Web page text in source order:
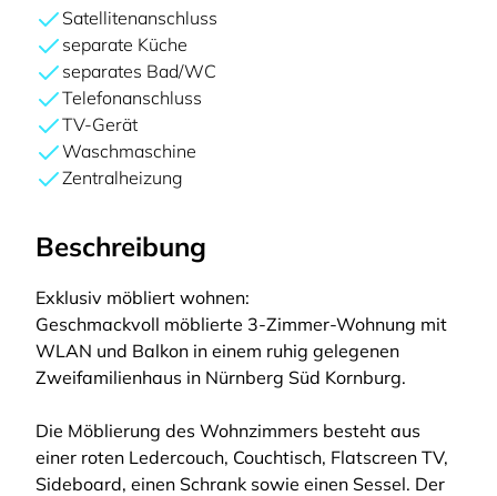
Satellitenanschluss
separate Küche
separates Bad/WC
Telefonanschluss
TV-Gerät
Waschmaschine
Zentralheizung
Beschreibung
Exklusiv möbliert wohnen:
Geschmackvoll möblierte 3-Zimmer-Wohnung mit
WLAN und Balkon in einem ruhig gelegenen
Zweifamilienhaus in Nürnberg Süd Kornburg.
Die Möblierung des Wohnzimmers besteht aus
einer roten Ledercouch, Couchtisch, Flatscreen TV,
Sideboard, einen Schrank sowie einen Sessel. Der